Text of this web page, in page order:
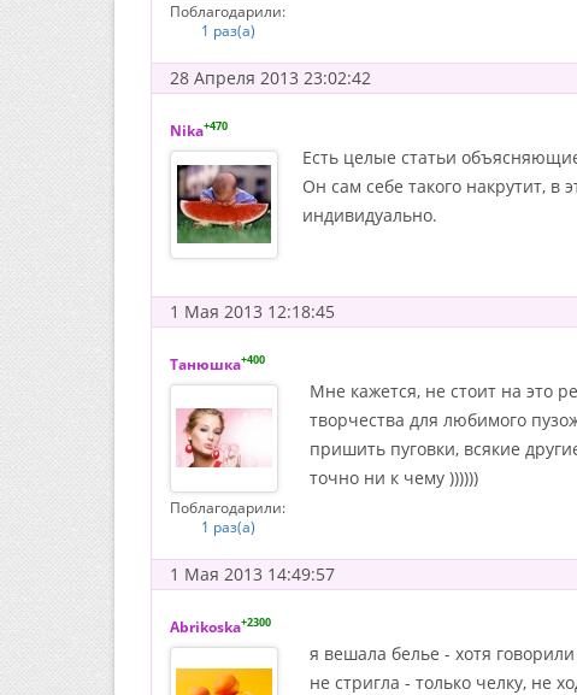
Поблагодарили:
1 раз(а)
28 Апреля 2013 23:02:42
Nika+470
Есть целые статьи
Он сам себе такого накрутит, в
индивидуально.
1 Мая 2013 12:18:45
Танюшка+400
Поблагодарили:
1 раз(а)
Мне кажется, не стоит на это
творчества для любимого
пришить пуговки, всякие
точно ни к чему ))))))
1 Мая 2013 14:49:57
Abrikoska+2300
я вешала белье - хотя
не стригла - только челку, не